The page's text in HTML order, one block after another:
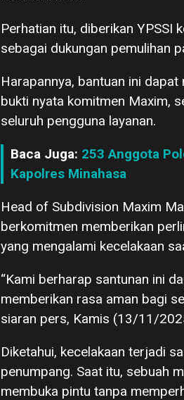
Perhatian itu, diberikan YPSSI
sebagai dukungan pemulihan
Harapannya, bantuan ini
bukti nyata komitmen Maxim,
seluruh pengguna layanan.
Baca Juga: 253 Anggota
Kapolres Minahasa
Head of Subdivision Maxim
berkomitmen memberikan
yang mengalami kecelakaan
“Kami berharap santunan ini
memberikan rasa aman bagi
siaran pers, Kamis (13/11/
Diketahui, kecelakaan terjadi
penumpang. Saat itu, sebuah
membuka pintu tanpa